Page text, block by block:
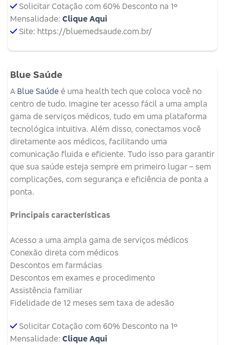
Solicitar Cotação com 60% Desconto na 1º
Mensalidade: Clique Aqui
Site: https://bluemedsaude.com.br/
Blue Saúde
A Blue Saúde é uma health tech que coloca você no
centro de tudo. Imagine ter acesso fácil a uma ampla
gama de serviços médicos, tudo em uma plataforma
tecnológica intuitiva. Além disso, conectamos você
diretamente aos médicos, facilitando uma
comunicação fluida e eficiente. Tudo isso para garantir
que sua saúde esteja sempre em primeiro lugar – sem
complicações, com segurança e eficiência de ponta a
ponta.
Principais características
Acesso a uma ampla gama de serviços médicos
Conexão direta com médicos
Descontos em farmácias
Descontos em exames e procedimento
Assistência familiar
Fidelidade de 12 meses sem taxa de adesão
Solicitar Cotação com 60% Desconto na 1º
Mensalidade: Clique Aqui